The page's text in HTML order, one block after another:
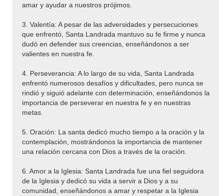
amar y ayudar a nuestros prójimos.
3. Valentía: A pesar de las adversidades y persecuciones
que enfrentó, Santa Landrada mantuvo su fe firme y nunca
dudó en defender sus creencias, enseñándonos a ser
valientes en nuestra fe.
4. Perseverancia: A lo largo de su vida, Santa Landrada
enfrentó numerosos desafíos y dificultades, pero nunca se
rindió y siguió adelante con determinación, enseñándonos la
importancia de perseverar en nuestra fe y en nuestras
metas.
5. Oración: La santa dedicó mucho tiempo a la oración y la
contemplación, mostrándonos la importancia de mantener
una relación cercana con Dios a través de la oración.
6. Amor a la Iglesia: Santa Landrada fue una fiel seguidora
de la Iglesia y dedicó su vida a servir a Dios y a su
comunidad, enseñándonos a amar y respetar a la Iglesia